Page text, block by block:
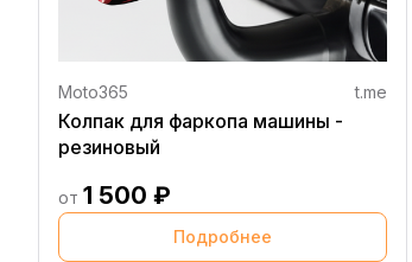
Moto365 t.me
Колпак для фаркопа машины -
резиновый
от 1 500 ₽
Подробнее